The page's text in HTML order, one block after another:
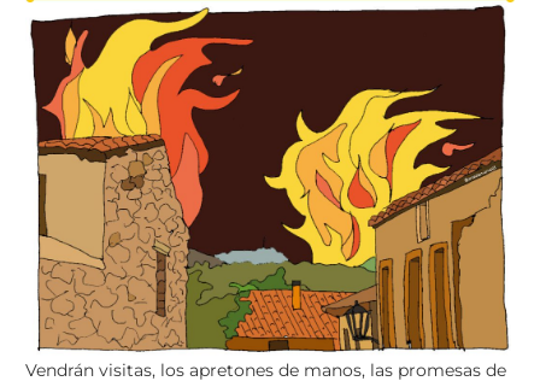
Vendrán visitas, los apretones de manos, las promesas de